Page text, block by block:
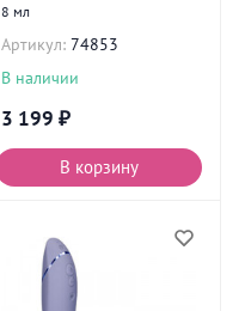
8 мл
Артикул: 74853
В наличии
3 199 ₽
В корзину